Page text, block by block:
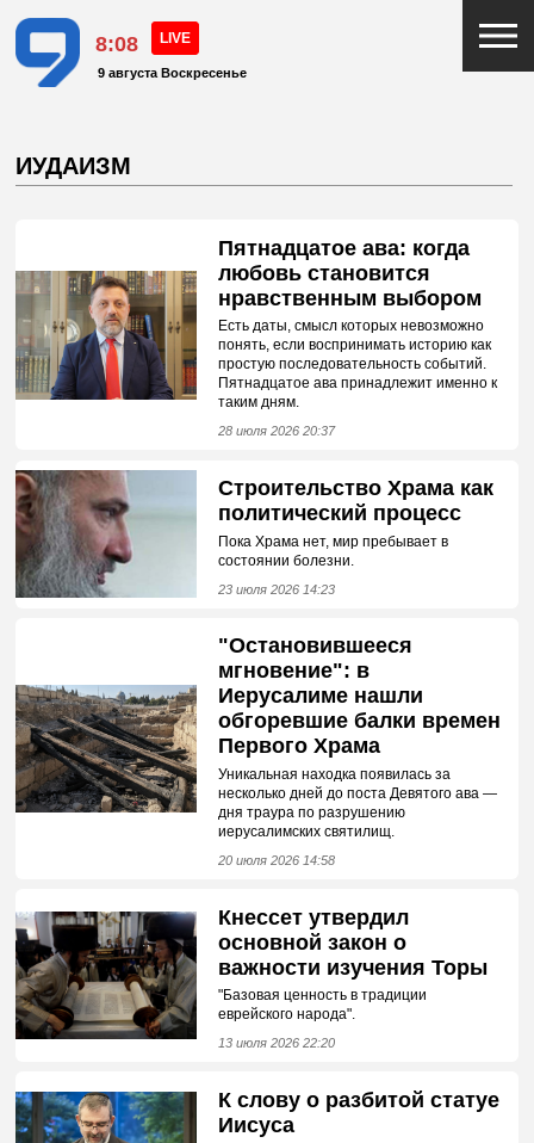
8:08
9 августа Воскресенье
ИУДАИЗМ
Пятнадцатое ава: когда
любовь становится
нравственным выбором
Есть даты, смысл которых невозможно
понять, если воспринимать историю как
простую последовательность событий.
Пятнадцатое ава принадлежит именно к
таким дням.
28 июля 2026 20:37
Строительство Храма как
политический процесс
Пока Храма нет, мир пребывает в
состоянии болезни.
23 июля 2026 14:23
"Остановившееся
мгновение": в
Иерусалиме нашли
обгоревшие балки времен
Первого Храма
Уникальная находка появилась за
несколько дней до поста Девятого ава —
дня траура по разрушению
иерусалимских святилищ.
20 июля 2026 14:58
Кнессет утвердил
основной закон о
важности изучения Торы
"Базовая ценность в традиции
еврейского народа".
13 июля 2026 22:20
К слову о разбитой статуе
Иисуса